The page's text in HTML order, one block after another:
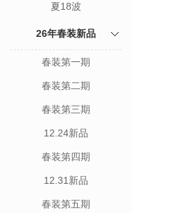
夏18波
26年春装新品
春装第一期
春装第二期
春装第三期
12.24新品
春装第四期
12.31新品
春装第五期